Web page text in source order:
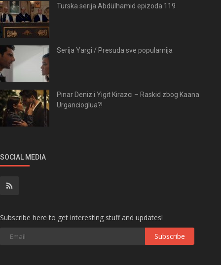
Turska serija Abdülhamid epizoda 119
Serija Yargi / Presuda sve popularnija
Pinar Deniz i Yigit Kirazci – Raskid zbog Kaana
Urgancioglua?!
SOCIAL MEDIA
Subscribe here to get interesting stuff and updates!
Subscribe